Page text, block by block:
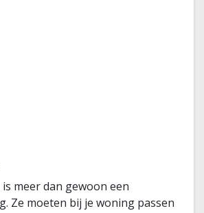
meer dan gewoon een
Ze moeten bij je woning passen